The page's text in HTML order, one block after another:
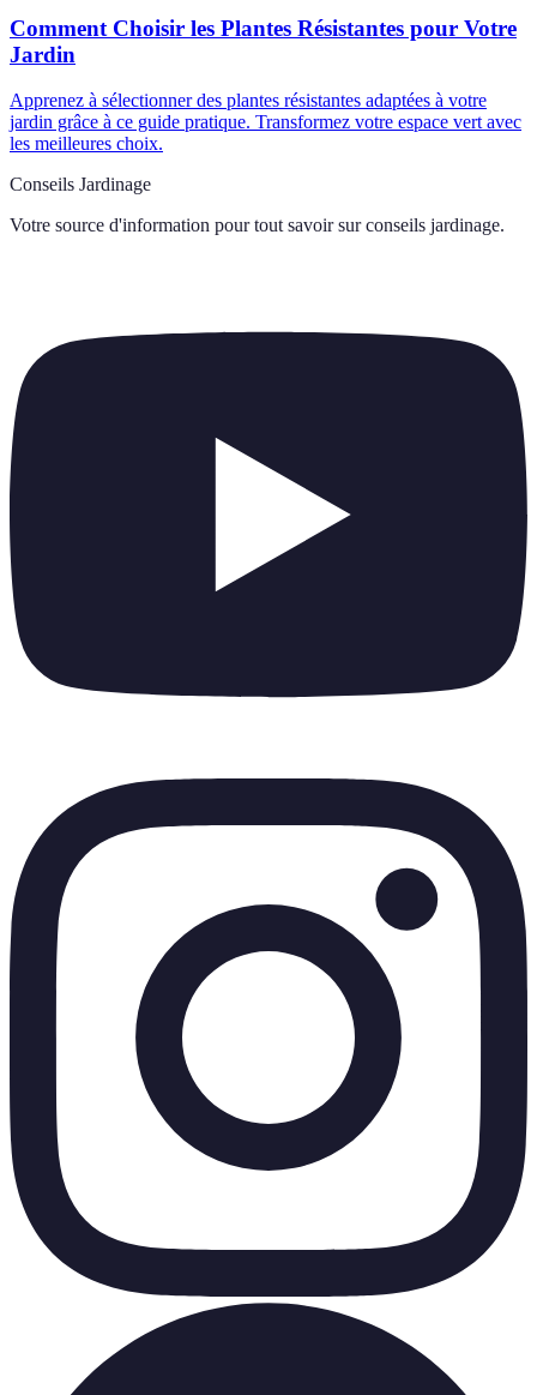
Comment Choisir les Plantes Résistantes pour Votre
Jardin
Apprenez à sélectionner des plantes résistantes adaptées à votre
jardin grâce à ce guide pratique. Transformez votre espace vert avec
les meilleures choix.
Conseils Jardinage
Votre source d'information pour tout savoir sur conseils jardinage.